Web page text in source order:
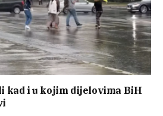
kad i u kojim dijelovima BiH